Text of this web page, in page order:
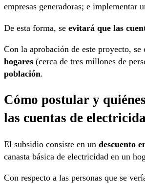
empresas generadoras; e implementar
De esta forma, se evitará que las
Con la aprobación de este proyecto,
hogares (cerca de tres millones de
población.
Cómo postular y
las cuentas de
El subsidio consiste en un descuento
canasta básica de electricidad en un
Con respecto a las personas que se